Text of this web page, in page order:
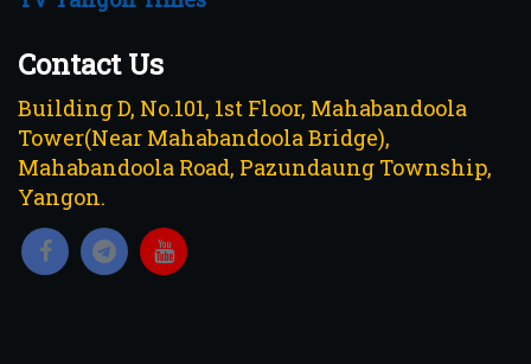
Contact Us
Building D, No.101, 1st Floor, Mahabandoola
Tower(Near Mahabandoola Bridge),
Mahabandoola Road, Pazundaung Township,
Yangon.